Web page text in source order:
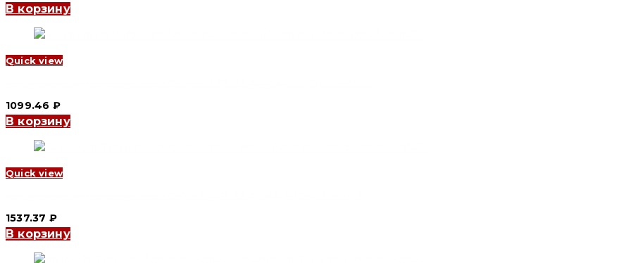
В корзину
Quick view
1099.46 ₽
В корзину
Quick view
1537.37 ₽
В корзину